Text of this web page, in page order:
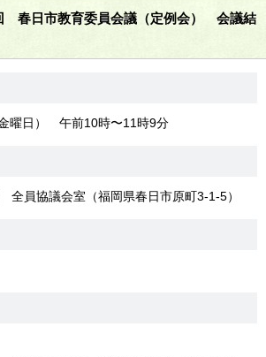
春日市教育委員会議（定例会） 会議結
曜日） 午前10時〜11時9分
員協議会室（福岡県春日市原町3-1-5）